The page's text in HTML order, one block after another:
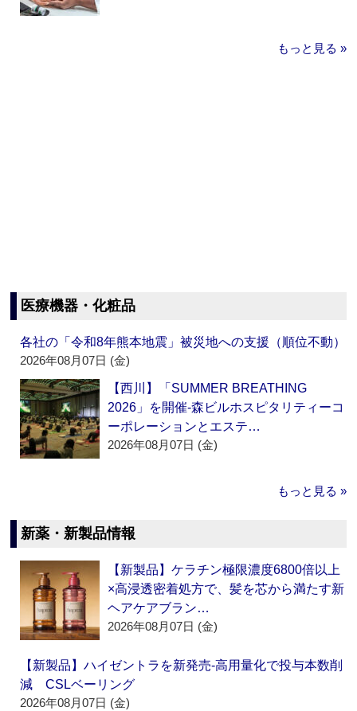
もっと見る »
医療機器・化粧品
各社の「令和8年熊本地震」被災地への支援（順位不動）
2026年08月07日 (金)
【西川】「SUMMER BREATHING
2026」を開催‐森ビルホスピタリティーコ
ーポレーションとエステ…
2026年08月07日 (金)
もっと見る »
新薬・新製品情報
【新製品】ケラチン極限濃度6800倍以上
×高浸透密着処方で、髪を芯から満たす新
ヘアケアブラン…
2026年08月07日 (金)
【新製品】ハイゼントラを新発売‐高用量化で投与本数削
減 CSLベーリング
2026年08月07日 (金)